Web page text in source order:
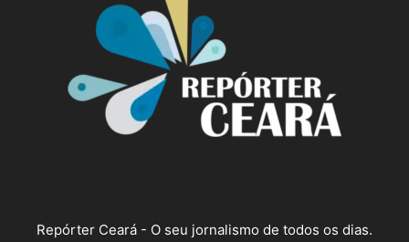
Repórter Ceará - O seu jornalismo de todos os dias.